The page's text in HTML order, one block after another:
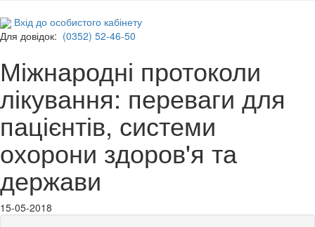
Вхід до особистого кабінету
Для довідок: (0352) 52-46-50
Міжнародні протоколи
лікування: переваги для
пацієнтів, системи
охорони здоров'я та
держави
15-05-2018